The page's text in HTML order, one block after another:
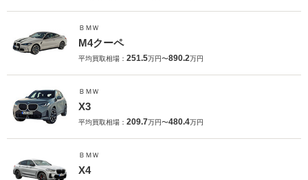
ＢＭＷ
M4クーペ
平均買取相場： 251.5万円〜890.2万円
ＢＭＷ
X3
平均買取相場： 209.7万円〜480.4万円
ＢＭＷ
X4